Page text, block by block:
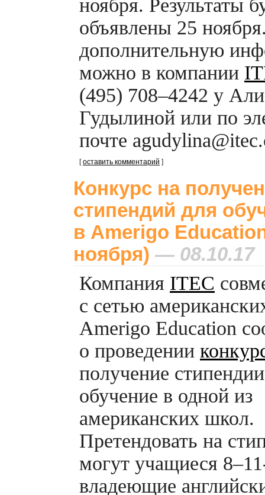
ноября. Результаты
объявлены 25
дополнительную
можно в компании
(495) 708–4242 у
Гудылиной или по
почте
[оставить комментарий ]
Конкурс на
стипендий для
в Amerigo
ноября) — 08.10.17
Компания ITEC
с сетью
Amerigo Education
о проведении
получение
обучение в одной из
американских школ.
Претендовать на
могут учащиеся
владеющие